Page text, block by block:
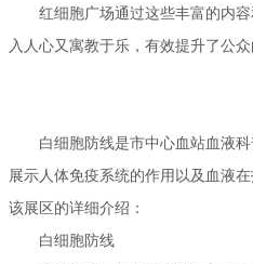
红细胞广场通过这些丰富的内
入人心又寓教于乐，有效提升了公
白细胞防线是市中心血站血液
展示人体免疫系统的作用以及血液
该展区的详细介绍：
白细胞防线